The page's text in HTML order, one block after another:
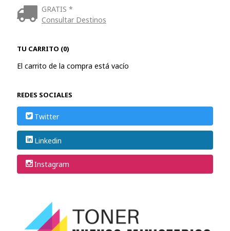
GRATIS *
Consultar Destinos
TU CARRITO (0)
El carrito de la compra está vacío
REDES SOCIALES
Twitter
Linkedin
Instagram